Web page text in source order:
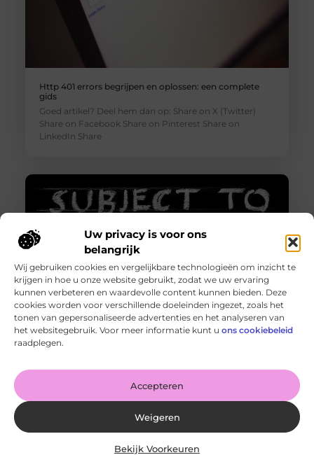
Uw privacy is voor ons
belangrijk
Wij gebruiken cookies en vergelijkbare technologieën om inzicht te
krijgen in hoe u onze website gebruikt, zodat we uw ervaring
kunnen verbeteren en waardevolle content kunnen bieden. Deze
cookies worden voor verschillende doeleinden ingezet, zoals het
tonen van gepersonaliseerde advertenties en het analyseren van
het websitegebruik. Voor meer informatie kunt u ons cookiebeleid
raadplegen.
Accepteren
Weigeren
Bekijk Voorkeuren
Http 401 errors begrijpen en oplossen: een complete
gids
Goed artikel? Deel hem dan op: Share on X (Twitter)
Share on Facebook Share on Pinterest Share on
LinkedIn Share
Http 401 error – Wat is het en hoe los je het op?
Goed artikel? Deel hem dan op: Share on X (Twitter)
Share on Facebook Share on Pinterest Share on